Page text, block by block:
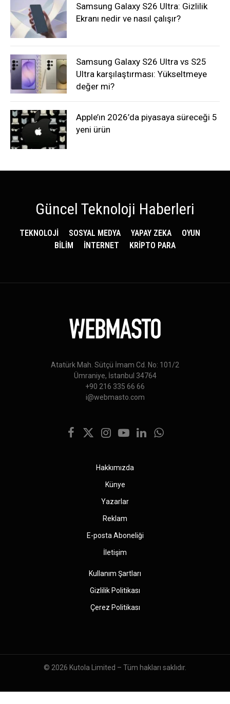
Samsung Galaxy S26 Ultra: Gizlilik
Ekranı nedir ve nasıl çalışır?
Samsung Galaxy S26 Ultra vs S25
Ultra karşılaştırması: Yükseltmeye
değer mi?
Apple’ın 2026’da piyasaya süreceği 5
yeni ürün
Güncel Teknoloji Haberleri
TEKNOLOJİ SOSYAL MEDYA YAPAY ZEKA
OYUN
BİLİM
İNTERNET KRİPTO PARA
Atatürk Mah. Sütçü İmam Cd. No: 101/2
Ümraniye, İstanbul 34764
+90 216 335 66 66
i@webmasto.com
Facebook
X
Instagram
YouTubeLinkedInWhatsApp
Hakkımızda
Künye
Yazarlar
Reklam
E-posta Aboneliği
İletişim
Kullanım Şartları
Gizlilik Politikası
Çerez Politikası
© 2026 Kutola Limited – Tüm hakları saklıdır.